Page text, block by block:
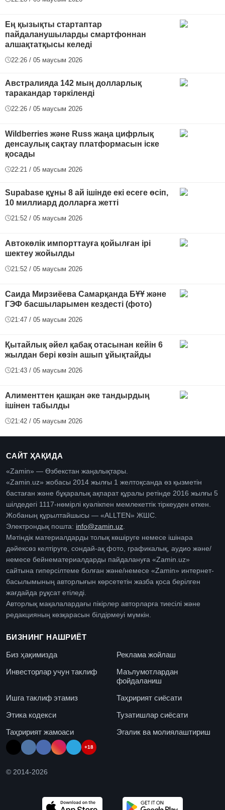
Ең қызықты стартаптар
пайдаланушыларды смартфоннан
алшақтатқысы келеді
22:26 / 05 маусым 2026
Австралияда 142 мың долларлық
таракандар тәркіленді
22:26 / 05 маусым 2026
Wildberries және Russ жаңа цифрлық
денсаулық сақтау платформасын іске
қосады
22:21 / 05 маусым 2026
Supabase құны 8 ай ішінде екі есеге өсіп,
10 миллиард долларға жетті
21:52 / 05 маусым 2026
Автокөлік импорттауға қойылған ірі
шектеу жойылды
21:52 / 05 маусым 2026
Саида Мирзиёева Самарқанда БҰҰ және
ГЭФ басшыларымен кездесті (фото)
21:47 / 05 маусым 2026
Қытайлық әйел қабақ отасынан кейін 6
жылдан бері көзін ашып ұйықтайды
21:43 / 05 маусым 2026
Алименттен қашқан әке тандырдың
ішінен табылды
21:42 / 05 маусым 2026
САЙТ ҲАҚИДА
«Zamin» — Өзбекстан жаңалықтары.
«Zamin.uz» жобасы 2014 жылғы 1 желтоқсанда өз қызметін
бастаған және бұқаралық ақпарат құралы ретінде 2016 жылғы 5
шілдедегі 1117-нөмірлі куәлікпен мемлекеттік тіркеуден өткен.
Жобаның құрылтайшысы — «ALLTEN» ЖШС.
Электрондық пошта: info@zamin.uz
Мәтіндік материалдарды толық көшіруге немесе ішінара
дәйексөз келтіруге, сондай-ақ фото, графикалық, аудио және/
немесе бейнематериалдарды пайдалануға «Zamin.uz»
сайтына гиперсілтеме болған және/немесе «Zamin» интернет-
басылымының авторлығын көрсететін жазба қоса берілген
жағдайда рұқсат етіледі.
Авторлық мақалалардағы пікірлер авторларға тиесілі және
редакцияның көзқарасын білдірмеуі мүмкін.
БИЗНИНГ НАШРИЁТ
Биз ҳақимизда
Реклама жойлаш
Инвесторлар учун таклиф
Маълумотлардан
фойдаланиш
Ишга таклиф этамиз
Таҳририят сиёсати
Этика кодекси
Тузатишлар сиёсати
Таҳририят жамоаси
Эгалик ва молиялаштириш
+18
© 2014-2026